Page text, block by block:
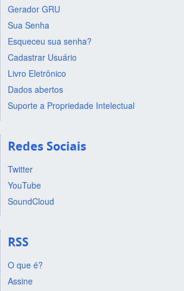
Gerador GRU
Sua Senha
Esqueceu sua senha?
Cadastrar Usuário
Livro Eletrônico
Dados abertos
Suporte a Propriedade Intelectual
Redes Sociais
Twitter
YouTube
SoundCloud
RSS
O que é?
Assine